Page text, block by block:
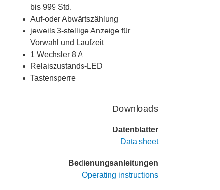
bis 999 Std.
Auf-oder Abwärtszählung
jeweils 3-stellige Anzeige für
Vorwahl und Laufzeit
1 Wechsler 8 A
Relaiszustands-LED
Tastensperre
Downloads
Datenblätter
Data sheet
Bedienungsanleitungen
Operating instructions